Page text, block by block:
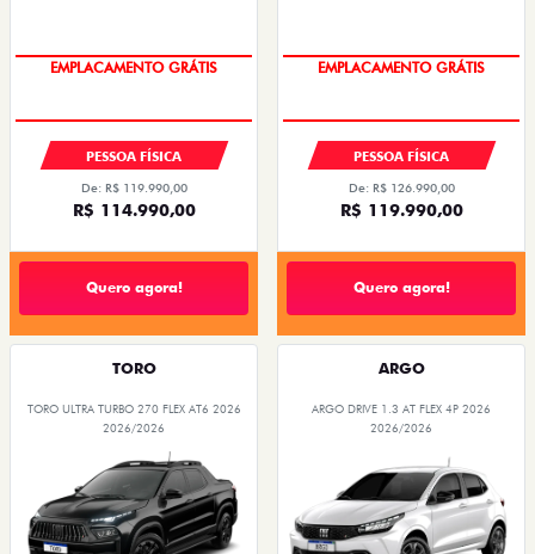
OPORTUNIDADE
PESSOA FÍSICA
De: R$ 119.990,00
R$ 114.990,00
Quero agora!
OPORTUNIDADE
PESSOA FÍSICA
De: R$ 126.990,00
R$ 119.990,00
Quero agora!
TORO
TORO ULTRA TURBO 270 FLEX AT6 2026
2026/2026
ARGO
ARGO DRIVE 1.3 AT FLEX 4P 2026
2026/2026